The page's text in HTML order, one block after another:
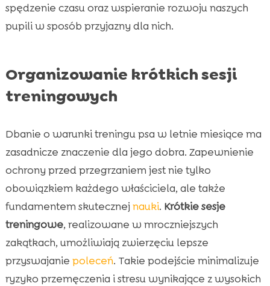
spędzenie czasu oraz wspieranie rozwoju naszych
pupili w sposób przyjazny dla nich.
Organizowanie krótkich sesji
treningowych
Dbanie o warunki treningu psa w letnie miesiące ma
zasadnicze znaczenie dla jego dobra. Zapewnienie
ochrony przed przegrzaniem jest nie tylko
obowiązkiem każdego właściciela, ale także
fundamentem skutecznej nauki. Krótkie sesje
treningowe, realizowane w mroczniejszych
zakątkach, umożliwiają zwierzęciu lepsze
przyswajanie poleceń. Takie podejście minimalizuje
ryzyko przemęczenia i stresu wynikające z wysokich